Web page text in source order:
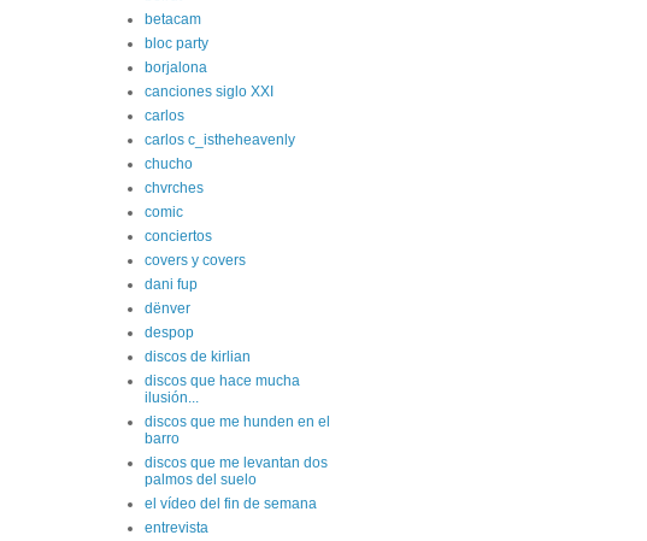
betacam
bloc party
borjalona
canciones siglo XXI
carlos
carlos c_istheheavenly
chucho
chvrches
comic
conciertos
covers y covers
dani fup
dënver
despop
discos de kirlian
discos que hace mucha
ilusión...
discos que me hunden en el
barro
discos que me levantan dos
palmos del suelo
el vídeo del fin de semana
entrevista